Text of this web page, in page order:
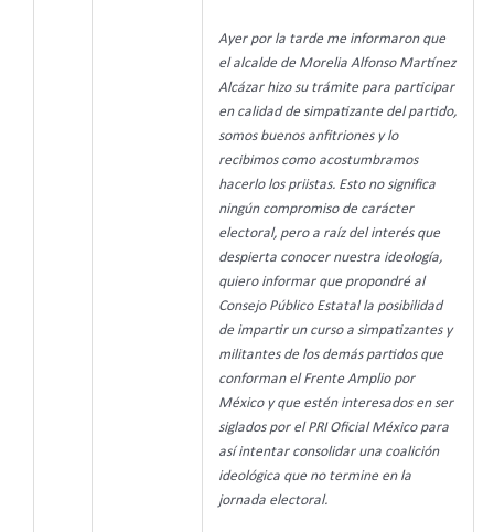
Ayer por la tarde me informaron que
el alcalde de Morelia Alfonso Martínez
Alcázar hizo su trámite para participar
en calidad de simpatizante del partido,
somos buenos anfitriones y lo
recibimos como acostumbramos
hacerlo los priistas. Esto no significa
ningún compromiso de carácter
electoral, pero a raíz del interés que
despierta conocer nuestra ideología,
quiero informar que propondré al
Consejo Público Estatal la posibilidad
de impartir un curso a simpatizantes y
militantes de los demás partidos que
conforman el Frente Amplio por
México y que estén interesados en ser
siglados por el PRI Oficial México para
así intentar consolidar una coalición
ideológica que no termine en la
jornada electoral.